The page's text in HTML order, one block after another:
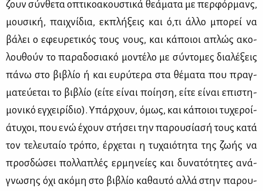
ζουν σύν­θε­τα οπτι­κο­α­κου­στι­κά θε­ά­μα­τα με περ­φόρ­μανς,
μου­σι­κή, παι­χνί­δια, εκ­πλή­ξεις και ό,τι άλ­λο μπο­ρεί να
βά­λει ο εφευ­ρε­τι­κός τους νους, και κά­ποιοι απλώς ακο­
λου­θούν το πα­ρα­δο­σια­κό μο­ντέ­λο με σύ­ντο­μες δια­λέ­ξεις
πά­νω στο βι­βλίο ή και ευ­ρύ­τε­ρα στα θέ­μα­τα που πραγ­
μα­τεύ­ε­ται το βι­βλίο (εί­τε εί­ναι ποί­η­ση, εί­τε εί­ναι επι­στη­
μο­νι­κό εγ­χει­ρί­διο). Υπάρ­χουν, όμως, και κά­ποιοι τυ­χε­ροί-
άτυ­χοι, που ενώ έχουν στή­σει την πα­ρου­σί­α­σή τους κα­τά
τον τε­λευ­ταίο τρό­πο, έρ­χε­ται η τυ­χαιό­τη­τα της ζω­ής να
προσ­δώ­σει πολ­λα­πλές ερ­μη­νεί­ες και δυ­να­τό­τη­τες ανά­
γνω­σης όχι ακό­μη στο βι­βλίο κα­θαυ­τό αλ­λά στην πα­ρου­